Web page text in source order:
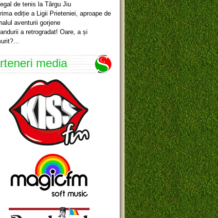
de tenis la Târgu Jiu
ediție a Ligii Prieteniei, aproape de
aventurii gorjene
a retrogradat! Oare, a și
media